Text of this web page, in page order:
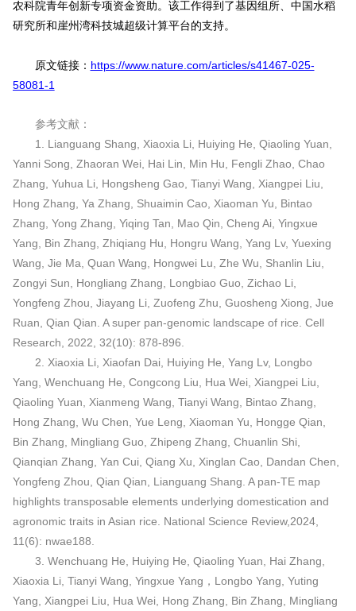
农科院青年创新专项资金资助。该工作得到了基因组所、中国水稻
研究所和崖州湾科技城超级计算平台的支持。
原文链接： https://www.nature.com/articles/s41467-025-
58081-1
参考文献：
1. Lianguang Shang, Xiaoxia Li, Huiying He, Qiaoling Yuan,
Yanni Song, Zhaoran Wei, Hai Lin, Min Hu, Fengli Zhao, Chao
Zhang, Yuhua Li, Hongsheng Gao, Tianyi Wang, Xiangpei Liu,
Hong Zhang, Ya Zhang, Shuaimin Cao, Xiaoman Yu, Bintao
Zhang, Yong Zhang, Yiqing Tan, Mao Qin, Cheng Ai, Yingxue
Yang, Bin Zhang, Zhiqiang Hu, Hongru Wang, Yang Lv, Yuexing
Wang, Jie Ma, Quan Wang, Hongwei Lu, Zhe Wu, Shanlin Liu,
Zongyi Sun, Hongliang Zhang, Longbiao Guo, Zichao Li,
Yongfeng Zhou, Jiayang Li, Zuofeng Zhu, Guosheng Xiong, Jue
Ruan, Qian Qian. A super pan-genomic landscape of rice. Cell
Research, 2022, 32(10): 878-896.
2. Xiaoxia Li, Xiaofan Dai, Huiying He, Yang Lv, Longbo
Yang, Wenchuang He, Congcong Liu, Hua Wei, Xiangpei Liu,
Qiaoling Yuan, Xianmeng Wang, Tianyi Wang, Bintao Zhang,
Hong Zhang, Wu Chen, Yue Leng, Xiaoman Yu, Hongge Qian,
Bin Zhang, Mingliang Guo, Zhipeng Zhang, Chuanlin Shi,
Qianqian Zhang, Yan Cui, Qiang Xu, Xinglan Cao, Dandan Chen,
Yongfeng Zhou, Qian Qian, Lianguang Shang. A pan-TE map
highlights transposable elements underlying domestication and
agronomic traits in Asian rice. National Science Review,2024,
11(6): nwae188.
3. Wenchuang He, Huiying He, Qiaoling Yuan, Hai Zhang,
Xiaoxia Li, Tianyi Wang, Yingxue Yang，Longbo Yang, Yuting
Yang, Xiangpei Liu, Hua Wei, Hong Zhang, Bin Zhang, Mingliang